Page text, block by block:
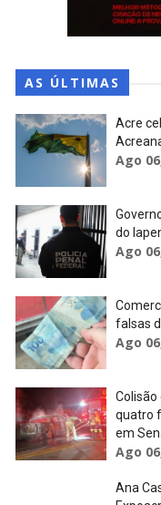
AS ÚLTIMAS
Acre
Ago
do
Ago
falsas
Ago
quatro
em
Ago
Ana